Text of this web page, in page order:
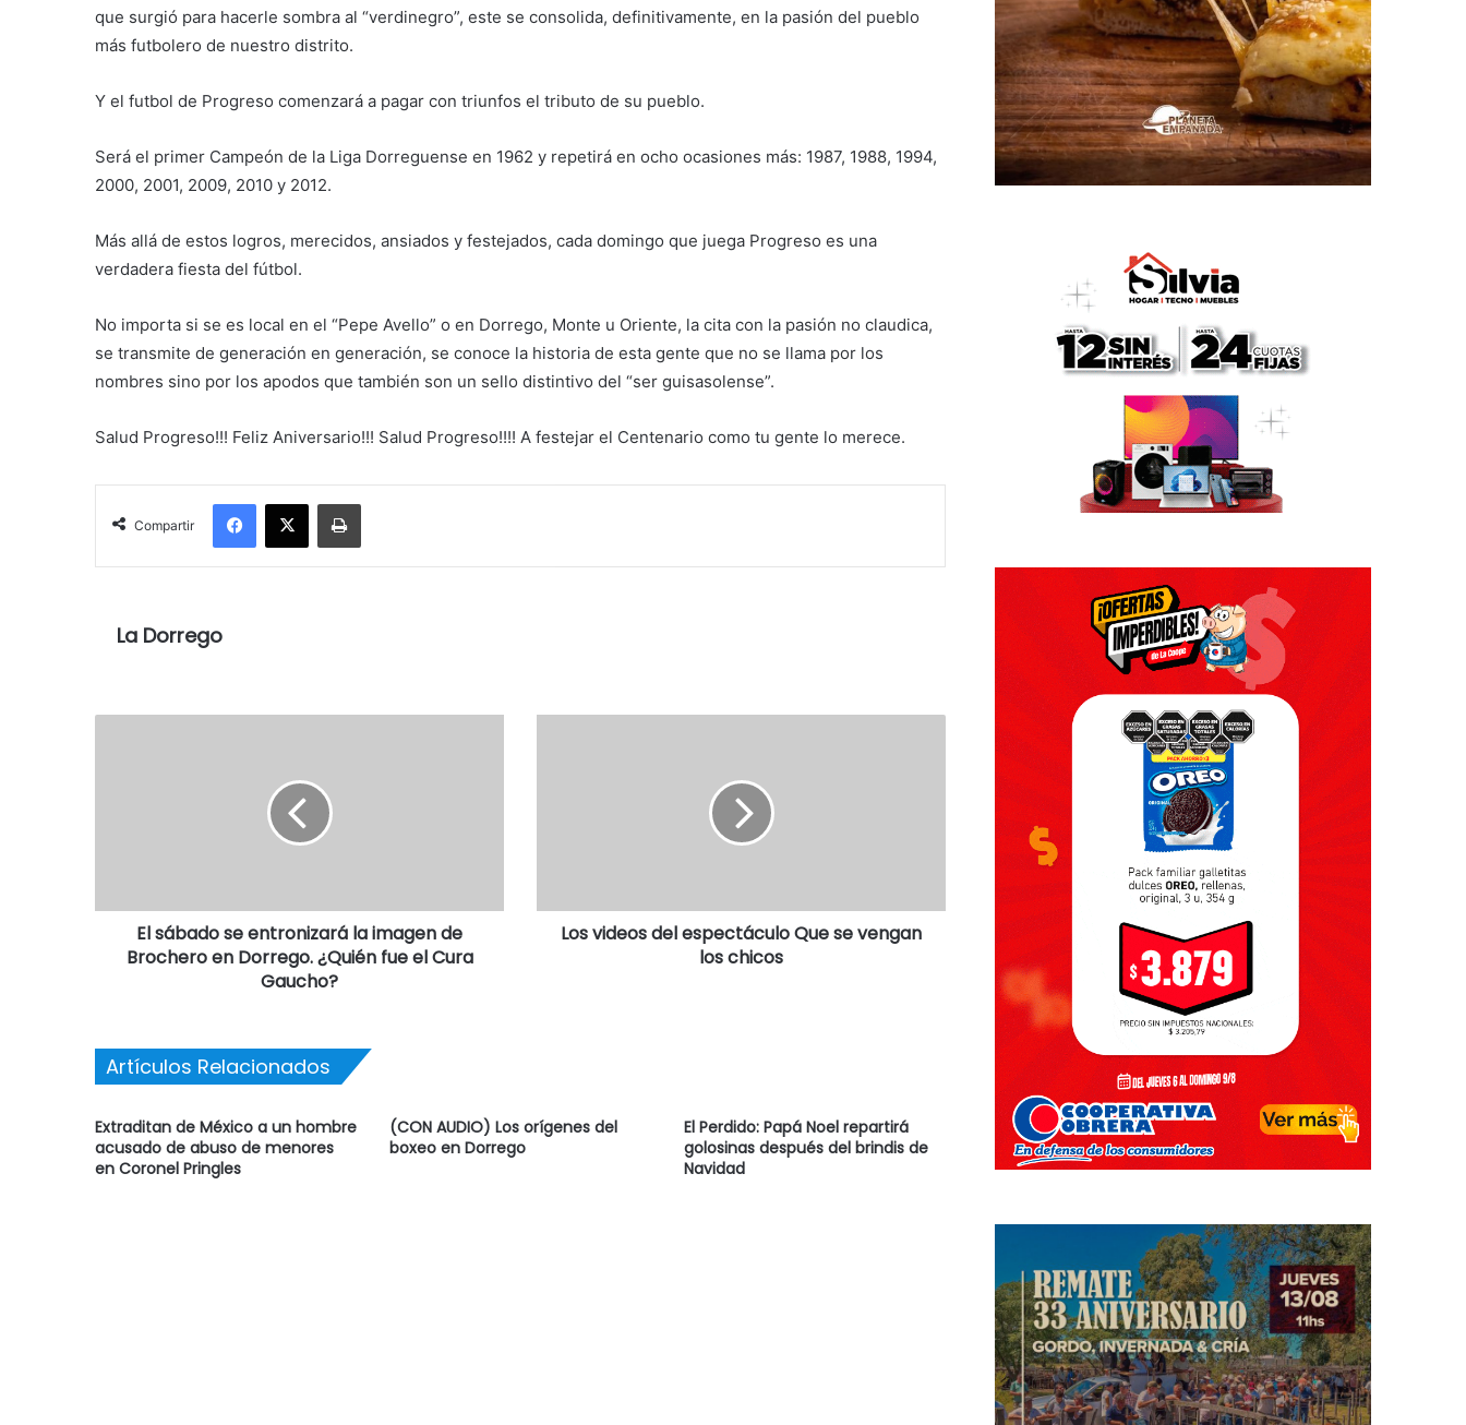
que surgió para hacerle sombra al “verdinegro”, este se consolida, definitivamente, en la pasión del pueblo
más futbolero de nuestro distrito.
Y el futbol de Progreso comenzará a pagar con triunfos el tributo de su pueblo.
Será el primer Campeón de la Liga Dorreguense en 1962 y repetirá en ocho ocasiones más: 1987, 1988, 1994,
2000, 2001, 2009, 2010 y 2012.
Más allá de estos logros, merecidos, ansiados y festejados, cada domingo que juega Progreso es una
verdadera fiesta del fútbol.
No importa si se es local en el “Pepe Avello” o en Dorrego, Monte u Oriente, la cita con la pasión no claudica,
se transmite de generación en generación, se conoce la historia de esta gente que no se llama por los
nombres sino por los apodos que también son un sello distintivo del “ser guisasolense”.
Salud Progreso!!! Feliz Aniversario!!! Salud Progreso!!!! A festejar el Centenario como tu gente lo merece.
Compartir
Facebook
X Imprimir
La Dorrego
El sábado se entronizará la imagen de
Brochero en Dorrego. ¿Quién fue el Cura
Gaucho?
Los videos del espectáculo Que se vengan
los chicos
Artículos Relacionados
Extraditan de México a un hombre
acusado de abuso de menores
en Coronel Pringles
(CON AUDIO) Los orígenes del
boxeo en Dorrego
El Perdido: Papá Noel repartirá
golosinas después del brindis de
Navidad